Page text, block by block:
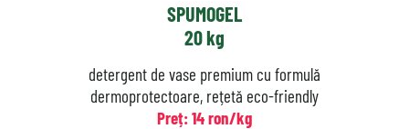
SPUMOGEL
20 kg
detergent de vase premium cu formulă
dermoprotectoare, rețetă eco-friendly
Preț: 14 ron/kg